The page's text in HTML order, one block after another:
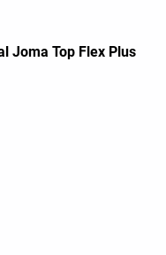
Joma Top Flex Plus